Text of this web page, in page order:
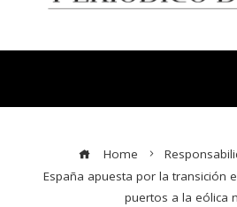
Home
España apuesta por la transición
puertos a la eólica